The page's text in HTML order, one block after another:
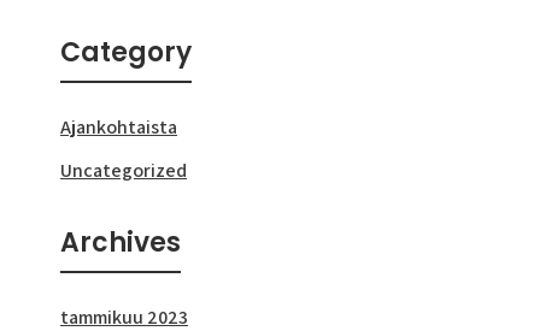
Category
Ajankohtaista
Uncategorized
Archives
tammikuu 2023